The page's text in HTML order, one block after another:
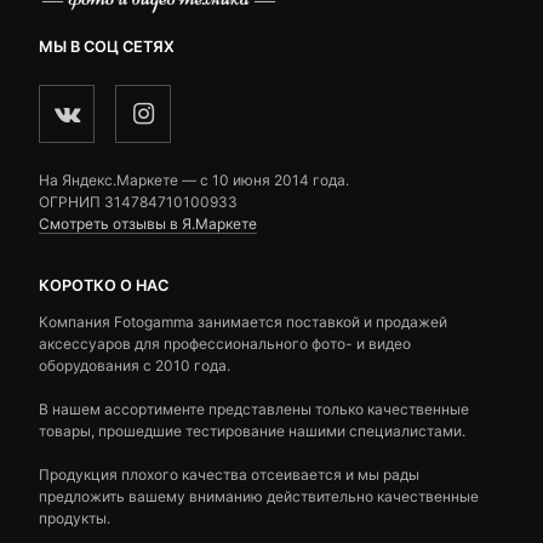
МЫ В СОЦ СЕТЯХ
На Яндекс.Маркете — c 10 июня 2014 года.
ОГРНИП 314784710100933
Смотреть отзывы в Я.Маркете
КОРОТКО О НАС
Компания Fotogamma занимается поставкой и продажей
аксессуаров для профессионального фото- и видео
оборудования с 2010 года.
В нашем ассортименте представлены только качественные
товары, прошедшие тестирование нашими специалистами.
Продукция плохого качества отсеивается и мы рады
предложить вашему вниманию действительно качественные
продукты.